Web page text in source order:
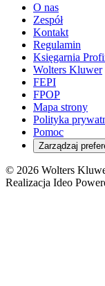
O nas
Zespół
Kontakt
Regulamin
Księgarnia
Wolters Kluwer
FEPI
FPOP
Mapa strony
Polityka
Pomoc
Zarządzaj
© 2026 Wolters
Realizacja Ideo